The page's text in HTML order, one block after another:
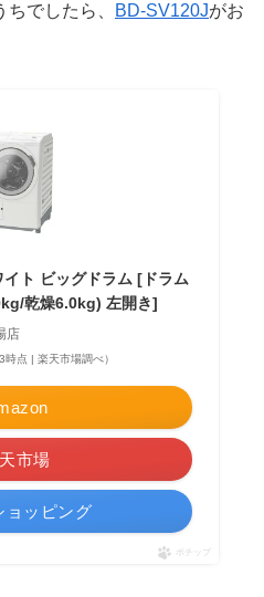
でしたら、 BD-SV120Jがお
ト ビッグドラム [ドラム
乾燥6.0kg) 左開き]
店
点 | 楽天市場調べ）
市場
ョッピング
ポチップ